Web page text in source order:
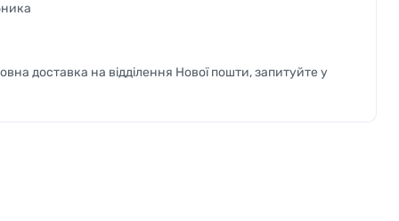
доставка на відділення Нової пошти, запитуйте у